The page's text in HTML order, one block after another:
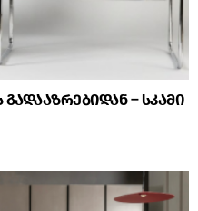
გადააზრებიდან – სკამი